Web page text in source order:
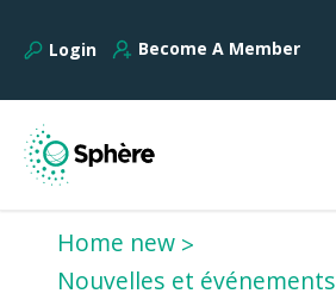
Login Become A Member
Home new
Nouvelles et événements